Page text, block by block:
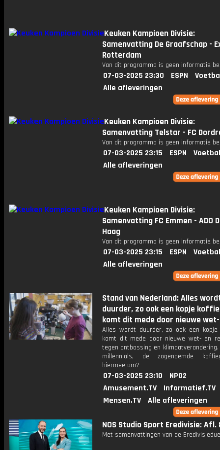
Keuken Kampioen Divisie:
Samenvatting De Graafschap -
Rotterdam
Van dit programma is geen informatie
07-03-2025 23:30 ESPN
Alle afleveringen
Keuken Kampioen Divisie:
Samenvatting Telstar - FC
Van dit programma is geen informatie
07-03-2025 23:15 ESPN
Alle afleveringen
Keuken Kampioen Divisie:
Samenvatting FC Emmen - ADO
Haag
Van dit programma is geen informatie
07-03-2025 23:15 ESPN
Alle afleveringen
Stand van Nederland: Alles
duurder, zo ook een kopje
komt dit mede door nieuwe wet-
Alles wordt duurder, zo ook een
komt dit mede door nieuwe wet- en
tegen ontbossing en klimaatverandering.
millennials, de zogenoemde
hiermee om?
07-03-2025 23:10
NPO2
Amusement.TV
Informatief.TV
Mensen.TV
Alle afleveringen
NOS Studio Sport Eredivisie: Afl.
Met samenvattingen van de